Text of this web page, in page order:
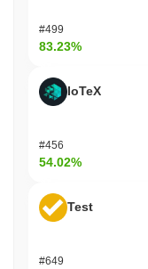
#499
83.23%
IoTeX
#456
54.02%
Test
#649